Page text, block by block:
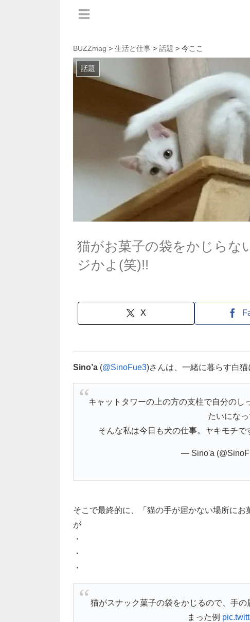
BUZZmag > 生活と仕事 > 話題 > 今ここ
話題
猫がお菓子の袋をかじら
ジかよ(笑)!!
X
Sino’a (@SinoFue3)さんは、一緒に暮らす白
キャットタワーの上の方の支柱で自分の
たいになっ
そんな私は今日も犬の仕事。ヤキモチで
— Sino'a
そこで最終的に、「猫の手が届かない場所に
が
・
・
・
猫がスナック菓子の袋をかじるので、手
まった例